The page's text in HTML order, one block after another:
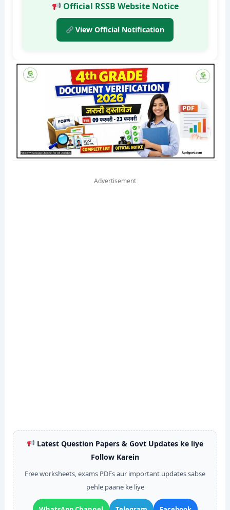
Official RSSB Website Notice
View Official Notification
Advertisement
Latest Question Papers & Govt Updates ke liye
Follow Karein
Free worksheets, exams PDFs aur important updates sabse
pehle paane ke liye